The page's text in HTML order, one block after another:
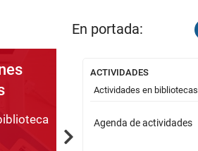
Next
En portada:
ACTIVIDADES
Actividades en bibliotecas
Agenda de actividades